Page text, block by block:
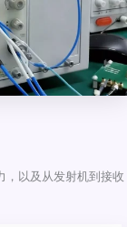
，以及从发射机到接收